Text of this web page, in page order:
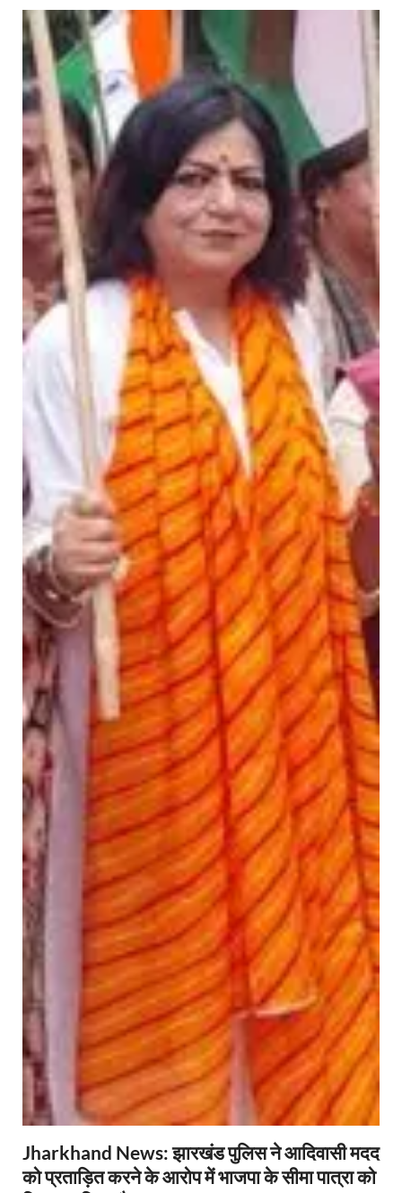
Jharkhand News: झारखंड पुलिस ने आदिवासी मदद
को प्रताड़ित करने के आरोप में भाजपा के सीमा पात्रा को